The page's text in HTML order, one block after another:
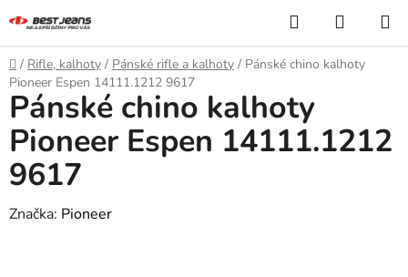
na
obsah
Hledat
KOŠÍK
Domů
/ Rifle, kalhoty / Pánské rifle a kalhoty / Pánské chino kalhoty
Pioneer Espen 14111.1212 9617
Pánské chino kalhoty
Pioneer Espen 14111.1212
9617
Značka: Pioneer